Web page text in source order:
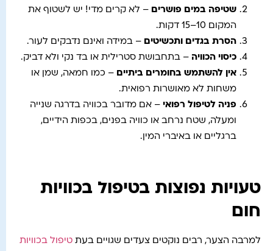
שטיפה במים פושרים – לא קרים מדי! יש לשטוף את
המקום 10–15 דקות.
הסרת בגדים ותכשיטים – במידה ואינם נדבקים לעור.
כיסוי הכוויה – בתחבושת סטרילית או בד נקי ולא דביק.
אין להשתמש בחומרים ביתיים – כמו חמאה, שמן או
משחות לא מאושרות רפואית.
פניה לטיפול רפואי – אם מדובר בכוויה בדרגה שנייה
ומעלה, שטח נרחב או כוויה בפנים, בכפות הידיים,
ברגליים או באיברי המין.
טעויות נפוצות בטיפול בכוויות
חום
למרבה הצער, רבים נוקטים צעדים שגויים בעת טיפול בכוויות